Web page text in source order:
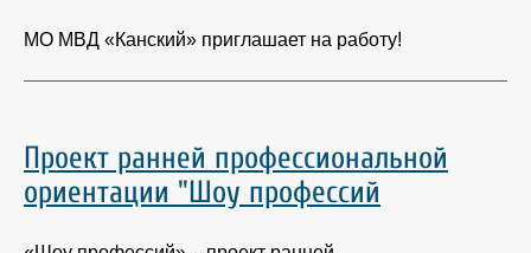
МО МВД «Канский» приглашает на работу!
Проект ранней профессиональной
ориентации "Шоу профессий